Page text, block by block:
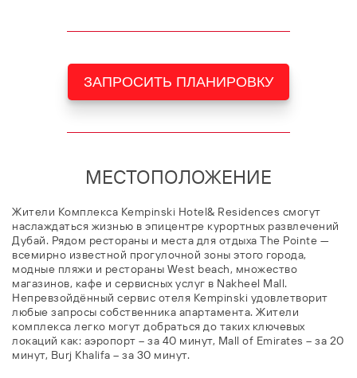
ЗАПРОСИТЬ ПЛАНИРОВКУ
МЕСТОПОЛОЖЕНИЕ
Жители Комплекса Kempinski Hotel& Residences смогут
наслаждаться жизнью в эпицентре курортных развлечений
Дубай. Рядом рестораны и места для отдыха The Pointe —
всемирно известной прогулочной зоны этого города,
модные пляжи и рестораны West beach, множество
магазинов, кафе и сервисных услуг в Nakheel Mall.
Непревзойдённый сервис отеля Kempinski удовлетворит
любые запросы собственника апартамента. Жители
комплекса легко могут добраться до таких ключевых
локаций как: аэропорт – за 40 минут, Mall of Emirates – за 20
минут, Burj Khalifa – за 30 минут.